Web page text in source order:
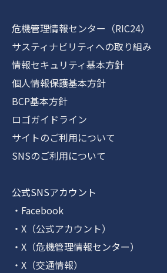
危機管理情報センター（RIC24）
サスティナビリティへの取り組み
情報セキュリティ基本方針
個人情報保護基本方針
BCP基本方針
ロゴガイドライン
サイトのご利用について
SNSのご利用について
公式SNSアカウント
・Facebook
・X（公式アカウント）
・X（危機管理情報センター）
・X（交通情報）